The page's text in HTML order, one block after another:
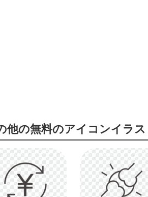
他の無料のアイコンイラ